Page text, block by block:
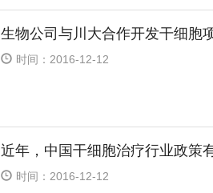
生物公司与川大合作开发干细胞
时间：2016-12-12
近年，中国干细胞治疗行业政策
时间：2016-12-12